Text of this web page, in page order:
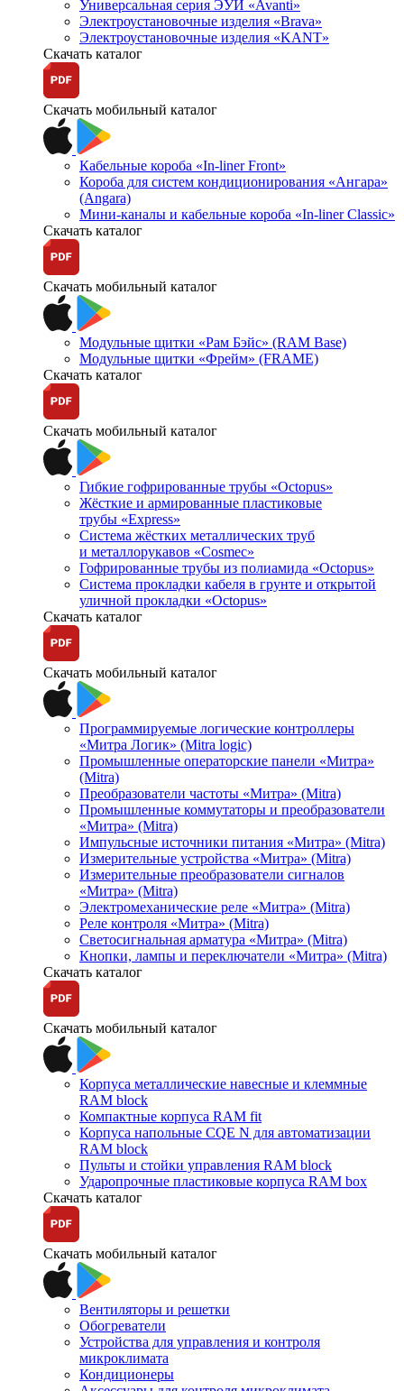
Универсальная серия ЭУИ «Avanti»
Электроустановочные изделия «Brava»
Электроустановочные изделия «KANT»
Скачать каталог
Скачать мобильный каталог
Кабельные короба «In-liner Front»
Короба для систем кондиционирования «Ангара»
(Angara)
Мини-каналы и кабельные короба «In-liner Classic»
Скачать каталог
Скачать мобильный каталог
Модульные щитки «Рам Бэйс» (RAM Base)
Модульные щитки «Фрейм» (FRAME)
Скачать каталог
Скачать мобильный каталог
Гибкие гофрированные трубы «Octopus»
Жёсткие и армированные пластиковые
трубы «Express»
Система жёстких металлических труб
и металлорукавов «Cosmec»
Гофрированные трубы из полиамида «Octopus»
Система прокладки кабеля в грунте и открытой
уличной прокладки «Octopus»
Скачать каталог
Скачать мобильный каталог
Программируемые логические контроллеры
«Митра Логик» (Mitra logic)
Промышленные операторские панели «Митра»
(Mitra)
Преобразователи частоты «Митра» (Mitra)
Промышленные коммутаторы и преобразователи
«Митра» (Mitra)
Импульсные источники питания «Митра» (Mitra)
Измерительные устройства «Митра» (Mitra)
Измерительные преобразователи сигналов
«Митра» (Mitra)
Электромеханические реле «Митра» (Mitra)
Реле контроля «Митра» (Mitra)
Светосигнальная арматура «Митра» (Mitra)
Кнопки, лампы и переключатели «Митра» (Mitra)
Скачать каталог
Скачать мобильный каталог
Корпуса металлические навесные и клеммные
RAM block
Компактные корпуса RAM fit
Корпуса напольные CQE N для автоматизации
RAM block
Пульты и стойки управления RAM block
Ударопрочные пластиковые корпуса RAM box
Скачать каталог
Скачать мобильный каталог
Вентиляторы и решетки
Обогреватели
Устройства для управления и контроля
микроклимата
Кондиционеры